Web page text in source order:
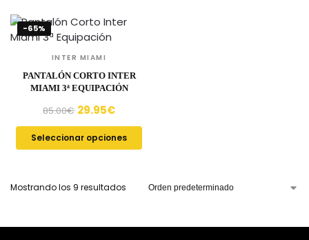
-65%
INTER MIAMI
PANTALÓN CORTO INTER
MIAMI 3ª EQUIPACIÓN
85.00€ 29.95€
Seleccionar opciones
Mostrando los 9 resultados